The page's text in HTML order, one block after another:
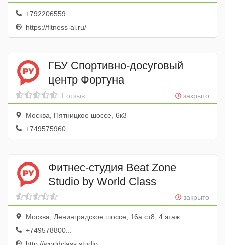
+792206559...
https://fitness-ai.ru/
ГБУ Спортивно-досуговый
центр Фортуна
закрыто
1 отзыв
Москва, Пятницкое шоссе, 6к3
+749575960...
Фитнес-студия Beat Zone
Studio by World Class
закрыто
Москва, Ленинградское шоссе, 16а ст8, 4 этаж
+749578800...